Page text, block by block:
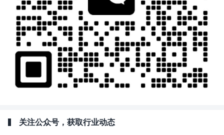
关注公众号，获取行业动态